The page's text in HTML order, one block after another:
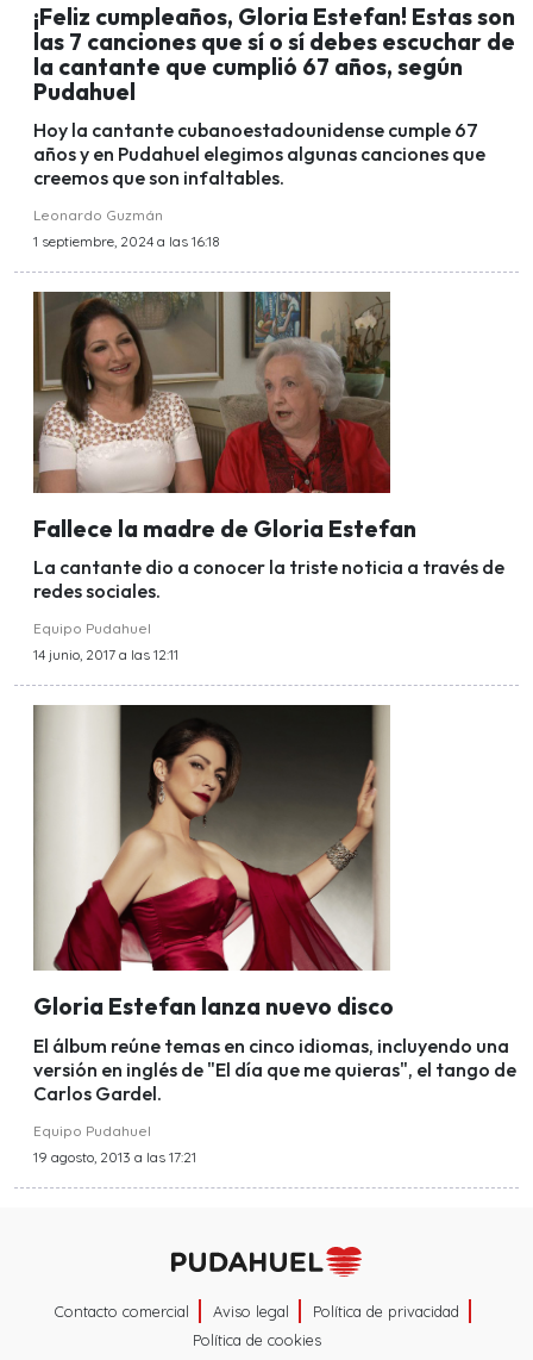
¡Feliz cumpleaños, Gloria Estefan! Estas son
las 7 canciones que sí o sí debes escuchar de
la cantante que cumplió 67 años, según
Pudahuel
Hoy la cantante cubanoestadounidense cumple 67
años y en Pudahuel elegimos algunas canciones que
creemos que son infaltables.
Leonardo Guzmán
1 septiembre, 2024 a las 16:18
Fallece la madre de Gloria Estefan
La cantante dio a conocer la triste noticia a través de
redes sociales.
Equipo Pudahuel
14 junio, 2017 a las 12:11
Gloria Estefan lanza nuevo disco
El álbum reúne temas en cinco idiomas, incluyendo una
versión en inglés de "El día que me quieras", el tango de
Carlos Gardel.
Equipo Pudahuel
19 agosto, 2013 a las 17:21
Contacto comercial Aviso legal
Política de privacidad
Política de cookies